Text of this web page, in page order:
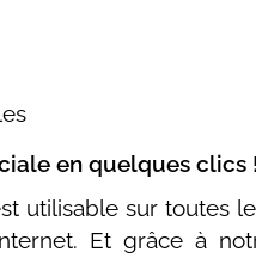
en quelques clics !
utilisable sur toutes
Et grâce à